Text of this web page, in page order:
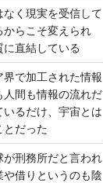
く現実を受信して
からこそ変えられ
直結している
で加工された情報
間も情報の流れだ
るだけ、宇宙とは
とだった
刑務所だと言われ
借りというのも陰